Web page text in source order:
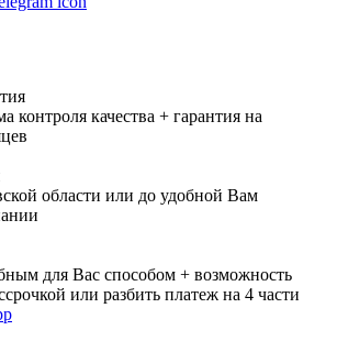
контроля качества + гарантия на
области или до удобной Вам
для Вас способом + возможность
или разбить платеж на 4 части